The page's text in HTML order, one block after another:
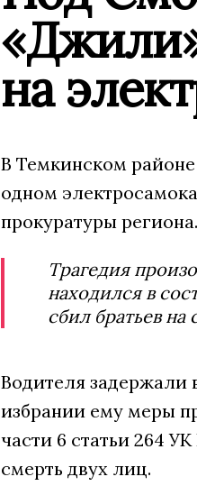
на
В Темкинском районе
одном
прокуратуры региона.
Трагедия
находился в
сбил братьев
Водителя задержали
избрании ему меры
части 6 статьи 264
смерть двух лиц.